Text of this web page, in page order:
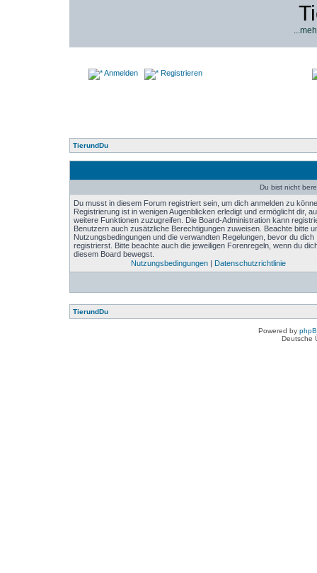
Anmelden Registrieren
TierundDu
Du bist nicht
Du musst in diesem Forum registriert sein, um dich anmelden zu
Registrierung ist in wenigen Augenblicken erledigt und ermöglicht dir,
weitere Funktionen zuzugreifen. Die Board-Administration kann
Benutzern auch zusätzliche Berechtigungen zuweisen. Beachte bitte
Nutzungsbedingungen und die verwandten Regelungen, bevor du dich
registrierst. Bitte beachte auch die jeweiligen Forenregeln, wenn du
diesem Board bewegst.
Nutzungsbedingungen| Datenschutzrichtlinie
TierundDu
Powered by
Deutsche